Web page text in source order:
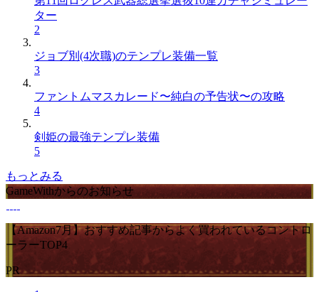
ター
2
ジョブ別(4次職)のテンプレ装備一覧
3
ファントムマスカレード〜純白の予告状〜の攻略
4
剣姫の最強テンプレ装備
5
もっとみる
GameWithからのお知らせ
【Amazon7月】おすすめ記事からよく買われているコントロ
ーラーTOP4
PR